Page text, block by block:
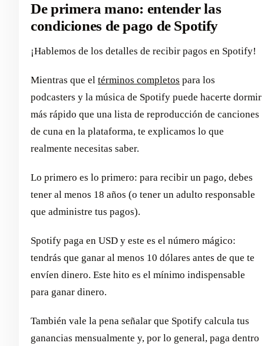
De primera mano: entender las
condiciones de pago de Spotify
¡Hablemos de los detalles de recibir pagos en Spotify!
Mientras que el términos completos para los
podcasters y la música de Spotify puede hacerte dormir
más rápido que una lista de reproducción de canciones
de cuna en la plataforma, te explicamos lo que
realmente necesitas saber.
Lo primero es lo primero: para recibir un pago, debes
tener al menos 18 años (o tener un adulto responsable
que administre tus pagos).
Spotify paga en USD y este es el número mágico:
tendrás que ganar al menos 10 dólares antes de que te
envíen dinero. Este hito es el mínimo indispensable
para ganar dinero.
También vale la pena señalar que Spotify calcula tus
ganancias mensualmente y, por lo general, paga dentro